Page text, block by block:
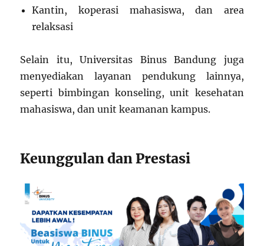
Kantin, koperasi mahasiswa, dan area
relaksasi
Selain itu, Universitas Binus Bandung juga
menyediakan layanan pendukung lainnya,
seperti bimbingan konseling, unit kesehatan
mahasiswa, dan unit keamanan kampus.
Keunggulan dan Prestasi